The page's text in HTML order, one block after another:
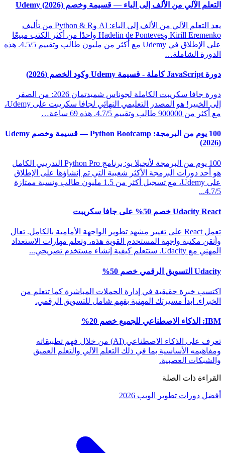
التعلم الآلي من الألف إلى الياء — قسيمة وخصم Udemy (2026)
يعد التعلم الآلي من الألف إلى الياء: AI وPython & R من تأليف
Kirill Eremenko وHadelin de Ponteves واحدًا من أكثر الكتب مبيعًا
على الإطلاق في Udemy مع أكثر من مليون طالب وتقييم 4.5/5. هذه
الدورة الشاملة…
دورة JavaScript كاملة - قسيمة Udemy وكود الخصم (2026)
دورة جافا سكريبت الكاملة لجوناس شميدتمان 2026: من الصفر
إلى الخبير! هو المصدر التعليمي النهائي لجافا سكريبت على Udemy،
مع أكثر من 900000 طالب وتقييم 4.7/5. هذه 69 ساعة…
100 يوم من البرمجة: Python Bootcamp — قسيمة وخصم Udemy
(2026)
100 يوم من البرمجة لأنجيلا يو: برنامج Python Pro التدريبي الكامل
هو أحد دورات البرمجة الأكثر شعبية التي تم إنشاؤها على الإطلاق
على Udemy، مع تسجيل أكثر من 1.5 مليون طالب ونسبة ممتازة
4.7/5...
Udacity React خصم 50% على جافا سكريبت
تعمل React على تغيير مشهد تطوير الواجهة الأمامية بالكامل. تعال
وأتقن مكتبة واجهة المستخدم القوية هذه، وتعلم مهارات الاستعداد
المهني مع Udacity. ستتعلم كيفية إنشاء مستخدم تصريحي...
Udacity التسويق الرقمي خصم 50%
اكتسب خبرة حقيقية في إدارة الحملات المباشرة كما تتعلم من
الخبراء. ابدأ مسيرتك المهنية بفهم شامل للتسويق الرقمي.
IBM: الذكاء الاصطناعي للجميع خصم 20%
تعرف على الذكاء الاصطناعي (AI) من خلال فهم تطبيقاته
ومفاهيمه الأساسية بما في ذلك التعلم الآلي والتعلم العميق
والشبكات العصبية.
القراءة ذات الصلة
أفضل دورات تطوير الويب 2026